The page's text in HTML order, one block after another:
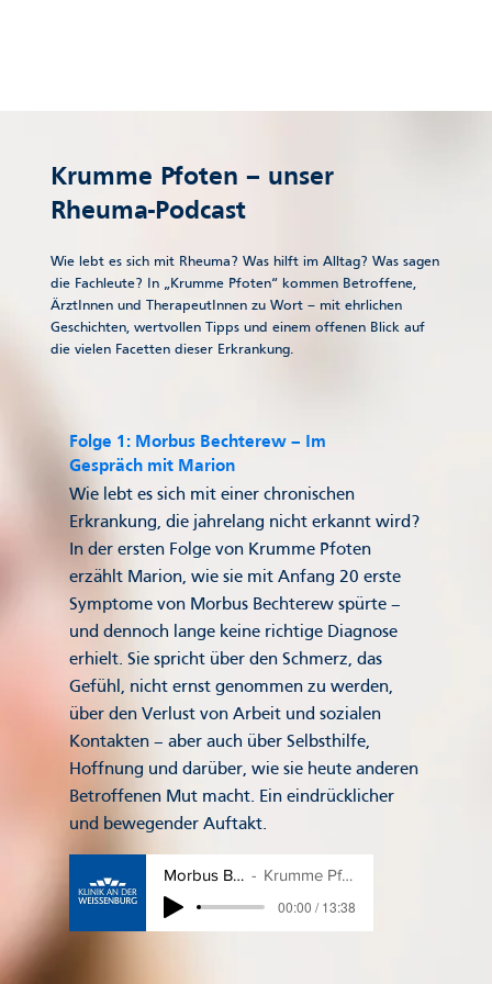
Krumme Pfoten – unser
Rheuma-Podcast
Wie lebt es sich mit Rheuma? Was hilft im Alltag? Was sagen
die Fachleute? In „Krumme Pfoten“ kommen Betroffene,
ÄrztInnen und TherapeutInnen zu Wort – mit ehrlichen
Geschichten, wertvollen Tipps und einem offenen Blick auf
die vielen Facetten dieser Erkrankung.
Folge 1: Morbus Bechterew – Im
Gespräch mit Marion
Wie lebt es sich mit einer chronischen
Erkrankung, die jahrelang nicht erkannt wird?
In der ersten Folge von Krumme Pfoten
erzählt Marion, wie sie mit Anfang 20 erste
Symptome von Morbus Bechterew spürte –
und dennoch lange keine richtige Diagnose
erhielt. Sie spricht über den Schmerz, das
Gefühl, nicht ernst genommen zu werden,
über den Verlust von Arbeit und sozialen
Kontakten – aber auch über Selbsthilfe,
Hoffnung und darüber, wie sie heute anderen
Betroffenen Mut macht. Ein eindrücklicher
und bewegender Auftakt.
Morbus Bechterew mit Marion
Krumme Pfoten - Der Rheuma-Podcast
00:00 / 13:38